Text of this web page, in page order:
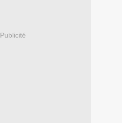
Publicité